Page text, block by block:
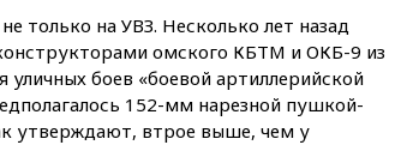
рекордного показателя
12:40В Подмосковье
женщина и трехлетний
ребенок погибли при падении
из окна
только на УВЗ. Несколько лет назад
омского КБТМ и ОКБ-9 из
уличных боев «боевой артиллерийской
152-мм нарезной пушкой-
утверждают, втрое выше, чем у